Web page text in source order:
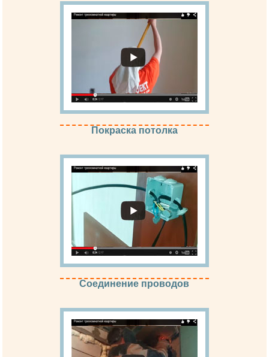
Покраска потолка
Cоединение проводов